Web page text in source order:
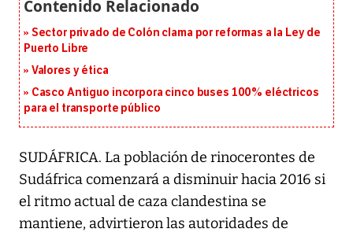
Sector privado de Colón clama por reformas a la Ley de
Puerto Libre
Valores y ética
Casco Antiguo incorpora cinco buses 100% eléctricos
para el transporte público
SUDÁFRICA. La población de rinocerontes de
Sudáfrica comenzará a disminuir hacia 2016 si
el ritmo actual de caza clandestina se
mantiene, advirtieron las autoridades de